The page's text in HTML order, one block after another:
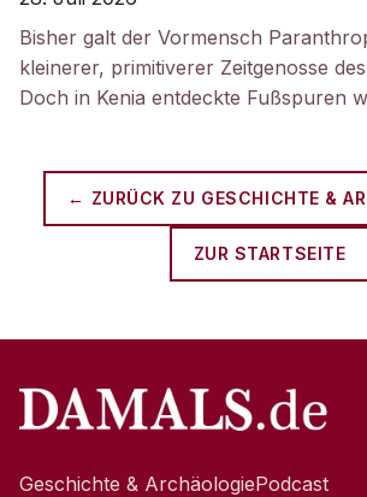
Bisher galt der Vormensch
kleinerer, primitiverer Zeitgenosse
Doch in Kenia entdeckte Fußspuren
← ZURÜCK ZU GESCHICHTE &
ZUR STARTSEITE
Geschichte & ArchäologiePodcast